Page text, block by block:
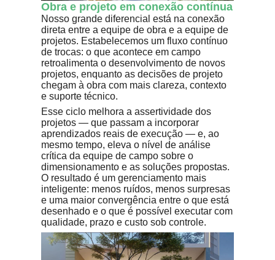
Obra e projeto em conexão contínua
Nosso grande diferencial está na conexão
direta entre a equipe de obra e a equipe de
projetos. Estabelecemos um fluxo contínuo
de trocas: o que acontece em campo
retroalimenta o desenvolvimento de novos
projetos, enquanto as decisões de projeto
chegam à obra com mais clareza, contexto
e suporte técnico.
Esse ciclo melhora a assertividade dos
projetos — que passam a incorporar
aprendizados reais de execução — e, ao
mesmo tempo, eleva o nível de análise
crítica da equipe de campo sobre o
dimensionamento e as soluções propostas.
O resultado é um gerenciamento mais
inteligente: menos ruídos, menos surpresas
e uma maior convergência entre o que está
desenhado e o que é possível executar com
qualidade, prazo e custo sob controle.